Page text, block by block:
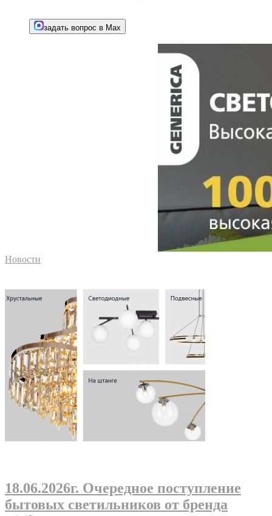
задать вопрос в Max
Новости
18.06.2026г. Очередное поступление
бытовых светильников от бренда